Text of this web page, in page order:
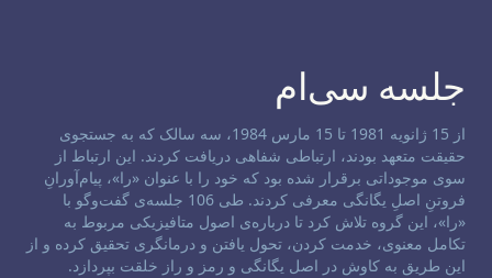
جلسه سی‌ام‌
سلب مسئولیت کانال:
از 15 ژانویه 1981 تا 15 مارس 1984، سه سالک که به جستجوی
حقیقت متعهد بودند، ارتباطی شفاهی دریافت کردند. این ارتباط از
سوی موجوداتی برقرار شده بود که خود را با عنوان «را»، پیام‌آورانِ
فروتنِ اصلِ یگانگی معرفی کردند. طی 106 جلسه‌ی گفت‌و‌گو با
«را»، این گروه تلاش کرد تا درباره‌ی اصول متافیزیکی مربوط به
تکامل معنوی، خدمت کردن، تحول یافتن و درمانگری تحقیق کرده و از
این طریق به کاوش در اصل یگانگی و رمز و راز خلقت بپردازد.